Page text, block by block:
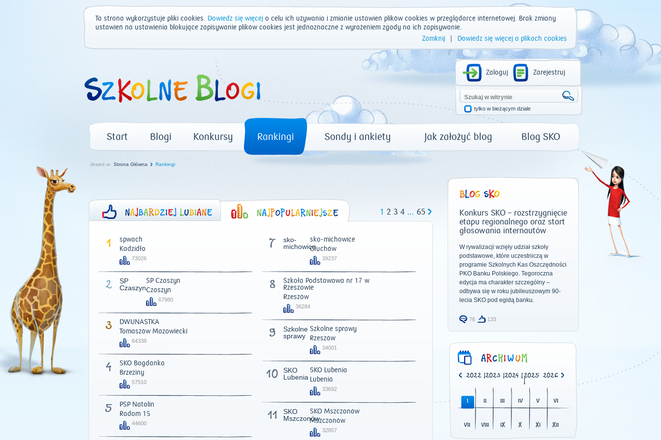
Ta strona wykorzystuje pliki cookies. Dowiedz się więcejo celu ich używania i zmianie ustawień plików cookies w przeglądarce internetowej. Brak zmiany
ustawień na ustawienia blokujące zapisywanie plików cookies jest jednoznaczne z wyrażeniem zgody na ich zapisywanie.
Zamknij
Dowiedz się więcej o plikach cookies
Zaloguj Zarejestruj
tylko w bieżącym dziale
Start Blogi Konkursy Rankingi Sondy i ankiety Jak założyć blog Blog SKO
Jesteś w: Strona Główna Rankingi
1 2 3 4 … 65
1
spwach
Kadzidło
73026
2
SP
Czaszyn
SP Czaszyn
Czaszyn
67980
3
DWUNASTKA
Tomaszów Mazowiecki
64338
4
SKO Bogdanka
Brzeziny
57510
5
PSP Natolin
Radom 15
44600
7
sko-
michowice
sko-michowice
Głuchów
39237
8
Szkoła Podstawowa nr 17 w
Rzeszowie
Rzeszów
36284
9
Szkolne
sprawy
Szkolne sprawy
Rzeszów
34001
10
SKO
Lubenia
SKO Lubenia
Lubenia
33692
11
SKO
Mszczonów
SKO Mszczonów
Mszczonów
32857
Konkurs SKO – rozstrzygnięcie
etapu regionalnego oraz start
głosowania internautów
W rywalizacji wzięły udział szkoły
podstawowe, które uczestniczą w
programie Szkolnych Kas Oszczędności
PKO Banku Polskiego. Tegoroczna
edycja ma charakter szczególny –
odbywa się w roku jubileuszowym 90-
lecia SKO pod egidą banku.
76 133
2011| 2012|2013| 2014| 2015 2021| 2022|2023 |2024 |2025
|
2026
I II III IV V VI
VII VIII IX X XI XII